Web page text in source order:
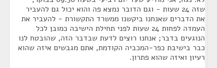
שזה 24 שעות - וגם הדובר נמצא פה והוא יכול גם להעביר
את הדברים שאנחנו ביקשנו ממשרד התקשורת - להעביר את
העמדה לפחות 24 שעות לפני תחילת הישיבה כמובן לכל
הנוגעים בדבר; אנחנו רוצים לדעת שבדבר הזה, שהובטח לנו
כבר בישיבת כפר-המכביה הקודמת, אתם מגבשים איזה שהוא
רעיון ואיזה שהוא פתרון.